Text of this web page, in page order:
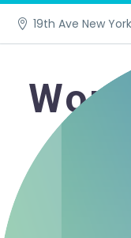
19th Ave New